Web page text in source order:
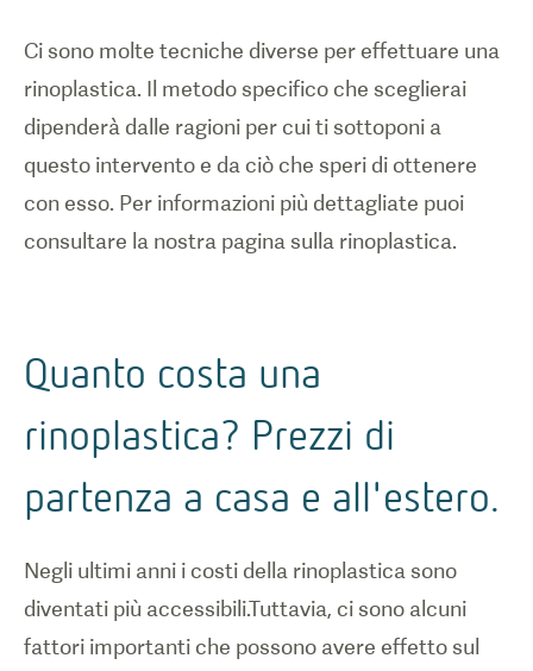
Ci sono molte tecniche diverse per effettuare una
rinoplastica. Il metodo specifico che sceglierai
dipenderà dalle ragioni per cui ti sottoponi a
questo intervento e da ciò che speri di ottenere
con esso. Per informazioni più dettagliate puoi
consultare la nostra pagina sulla rinoplastica.
Quanto costa una
rinoplastica? Prezzi di
partenza a casa e all'estero.
Negli ultimi anni i costi della rinoplastica sono
diventati più accessibili.Tuttavia, ci sono alcuni
fattori importanti che possono avere effetto sul